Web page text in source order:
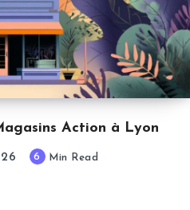
Action à Lyon
6 Min Read